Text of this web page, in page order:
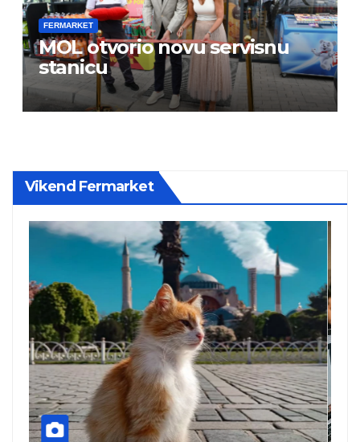
FERMARKET
MOL otvorio novu servisnu
stanicu
Vikend Fermarket